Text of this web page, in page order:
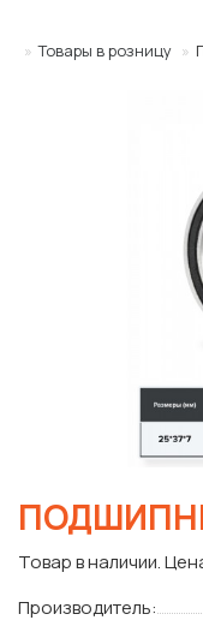
Товары в розницу
Товар в наличии.
Производитель: